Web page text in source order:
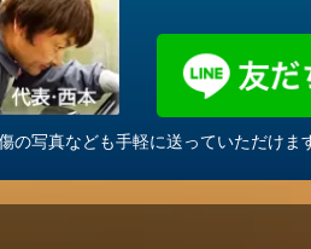
写真なども手軽に送っていただけま